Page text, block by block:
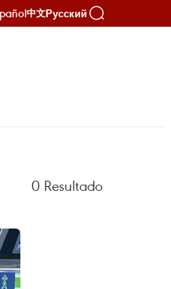
中文Русский
0 Resultado